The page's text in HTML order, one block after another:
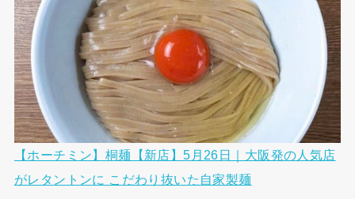
【ホーチミン】桐麺【新店】5月26日｜大阪発の人気店
がレタントンに こだわり抜いた自家製麺